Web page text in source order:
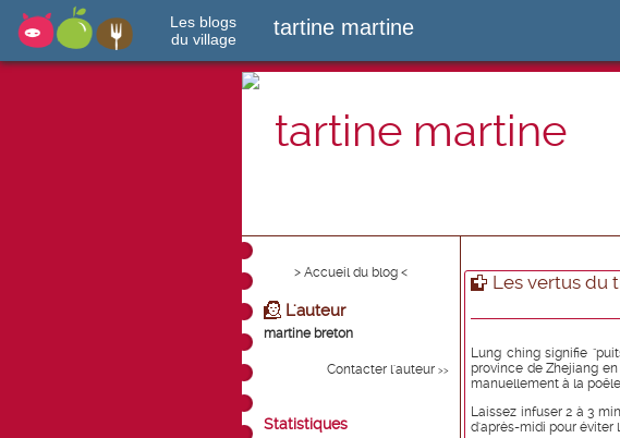
Les blogs
du village
tartine martine
tartine martine
> Accueil du blog <
L'auteur
martine breton
Contacter l'auteur >>
Statistiques
Les vertus du
Lung ching signifie
province de Zhejiang
manuellement à la
Laissez infuser 2 à 3
d'après-midi pour éviter